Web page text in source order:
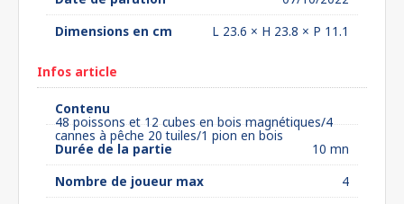
Dimensions en cm
L 23.6 × H 23.8 × P 11.1
Infos article
Contenu
48 poissons et 12 cubes en bois magnétiques/4
cannes à pêche 20 tuiles/1 pion en bois
Durée de la partie
10 mn
Nombre de joueur max
4